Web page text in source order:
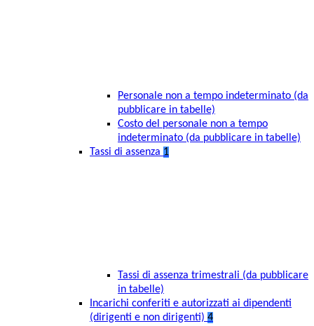
Personale non a tempo indeterminato (da
pubblicare in tabelle)
Costo del personale non a tempo
indeterminato (da pubblicare in tabelle)
Tassi di assenza 1
Tassi di assenza trimestrali (da pubblicare
in tabelle)
Incarichi conferiti e autorizzati ai dipendenti
(dirigenti e non dirigenti) 4